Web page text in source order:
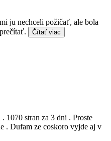
ju nechceli požičať, ale bola
Čítať viac
1070 stran za 3 dni . Proste
. Dufam ze coskoro vyjde aj v